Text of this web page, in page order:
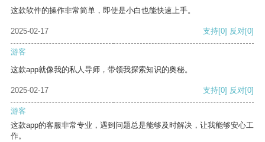
这款软件的操作非常简单，即使是小白也能快速上手。
2025-02-17 支持[0] 反对[0]
游客
这款app就像我的私人导师，带领我探索知识的奥秘。
2025-02-17 支持[0] 反对[0]
游客
这款app的客服非常专业，遇到问题总是能够及时解决，让我能够安心工
作。